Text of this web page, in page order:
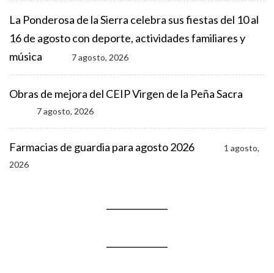
La Ponderosa de la Sierra celebra sus fiestas del 10 al
16 de agosto con deporte, actividades familiares y
música
7 agosto, 2026
Obras de mejora del CEIP Virgen de la Peña Sacra
7 agosto, 2026
Farmacias de guardia para agosto 2026
1 agosto,
2026